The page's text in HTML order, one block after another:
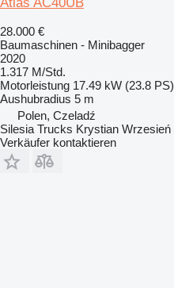
28.000 €
Baumaschinen - Minibagger
2020
1.317 M/Std.
Motorleistung 17.49 kW (23.8 PS)
Aushubradius 5 m
Polen, Czeladź
Silesia Trucks Krystian Wrzesień
Verkäufer kontaktieren